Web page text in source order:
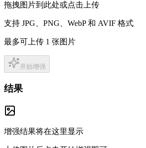
拖拽图片到此处或点击上传
支持 JPG、PNG、WebP 和 AVIF 格式
最多可上传 1 张图片
开始增强
结果
增强结果将在这里显示